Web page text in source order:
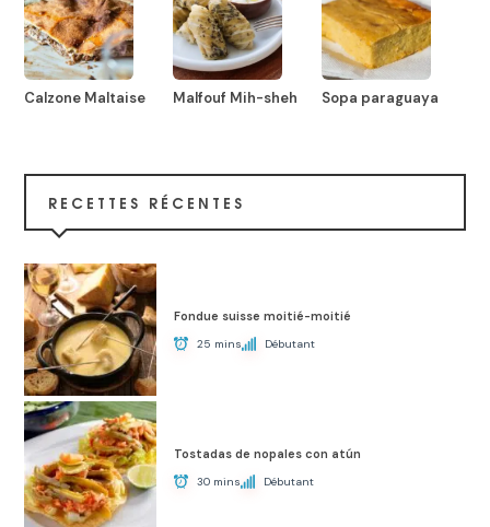
Calzone Maltaise Malfouf Mih-sheh Sopa paraguaya
RECETTES RÉCENTES
Fondue suisse moitié-moitié
25 mins Débutant
Tostadas de nopales con atún
30 mins Débutant